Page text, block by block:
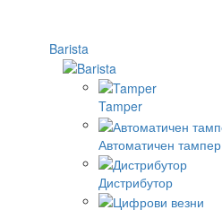
Barista
Tamper
Автоматичен тампер
Дистрибутор